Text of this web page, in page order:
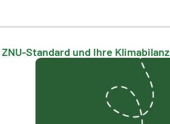
Standard und Ihre Klimabilanz